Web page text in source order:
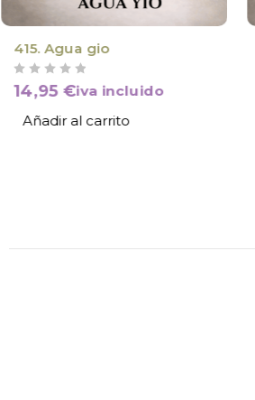
415. Agua gio
14,95€iva incluido
Añadir al carrito